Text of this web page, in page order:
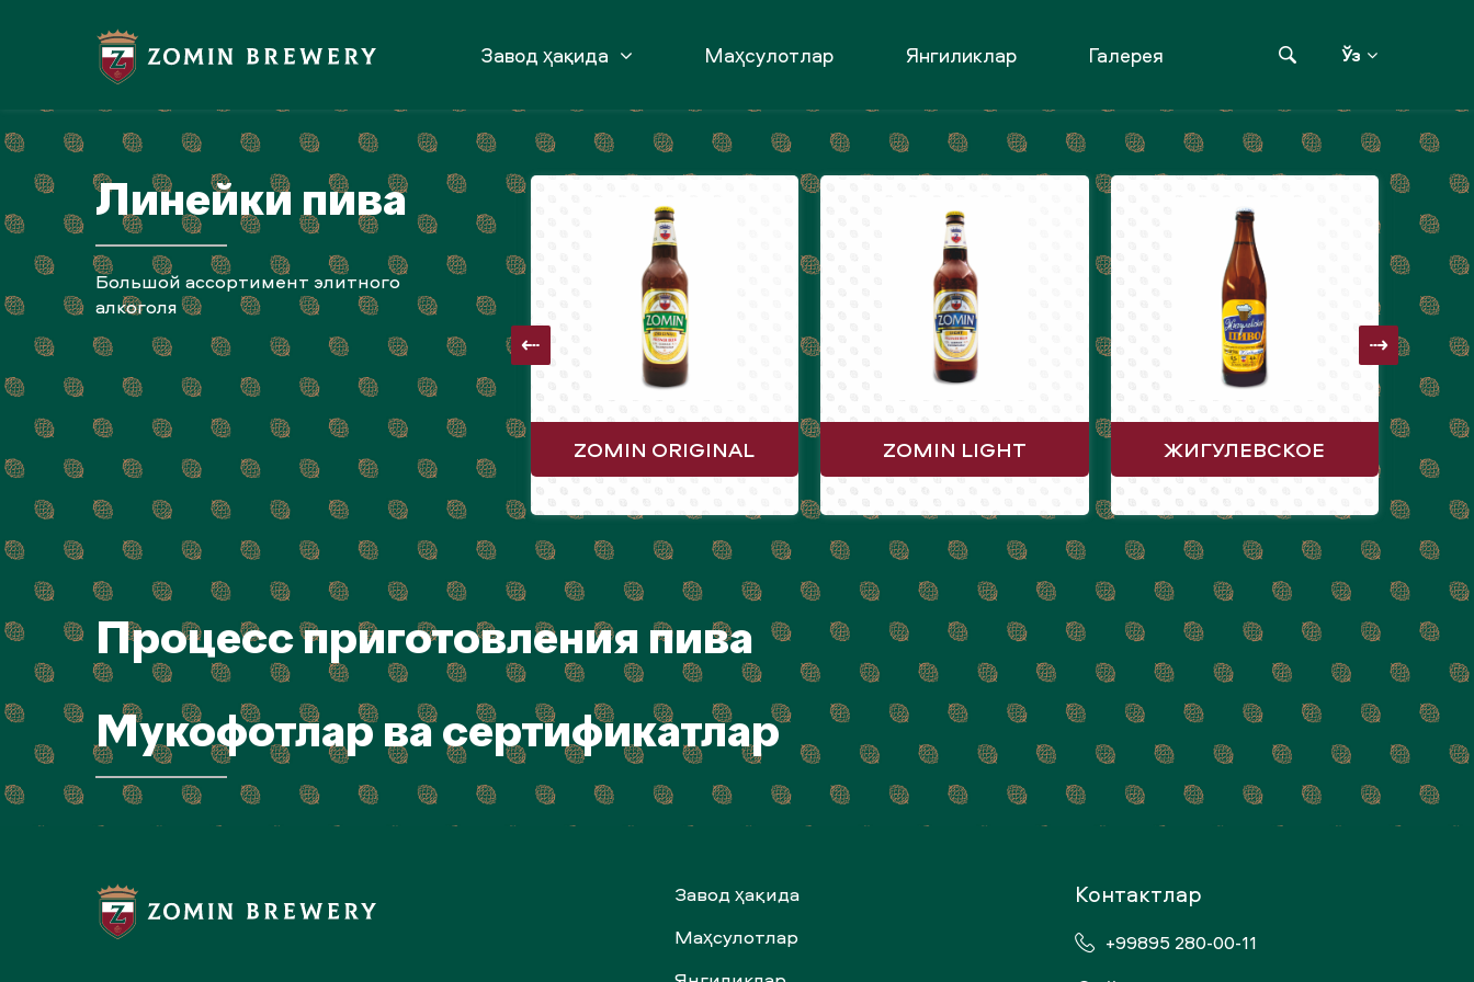
Завод ҳақида Маҳсулотлар Янгиликлар Галерея Ўз
Линейки пива
Большой ассортимент элитного
алкоголя
ZOMIN ORIGINAL ZOMIN LIGHT ЖИГУЛЕВСКОЕ
Процесс приготовления пива
Мукофотлар ва сертификатлар
Завод ҳақида
Маҳсулотлар
Kонтактлар
+99895 280-00-11